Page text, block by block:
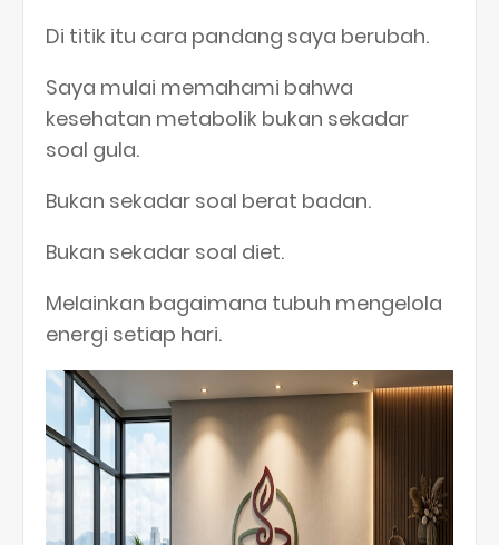
Di titik itu cara pandang saya berubah.
Saya mulai memahami bahwa
kesehatan metabolik bukan sekadar
soal gula.
Bukan sekadar soal berat badan.
Bukan sekadar soal diet.
Melainkan bagaimana tubuh mengelola
energi setiap hari.